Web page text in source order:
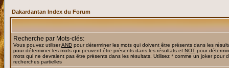
Dakardantan Index du Forum
Recherche par Mots-clés:
Vous pouvez utiliserAND pour déterminer les mots qui doivent être présents dans les
pour déterminer les mots qui peuvent être présents dans les résultats et NOT pour
mots qui ne devraient pas être présents dans les résultats. Utilisez * comme un joker pour
recherches partielles